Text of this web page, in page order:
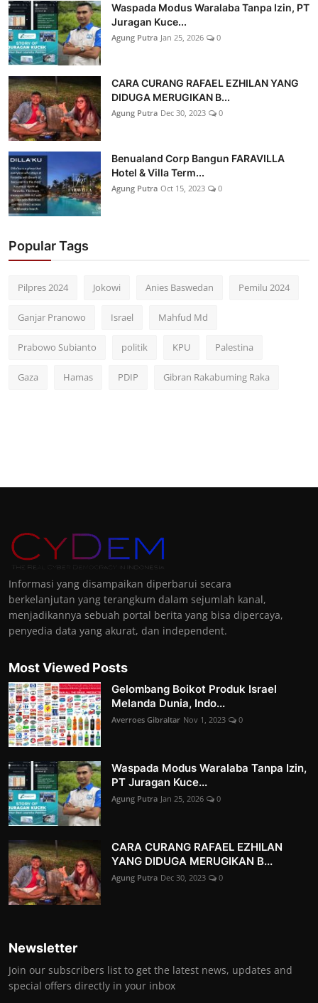
Waspada Modus Waralaba Tanpa Izin, PT
Juragan Kuce...
Agung Putra Jan 25, 2026 0
CARA CURANG RAFAEL EZHILAN YANG
DIDUGA MERUGIKAN B...
Agung Putra Dec 30, 2023 0
Benualand Corp Bangun FARAVILLA
Hotel & Villa Term...
Agung Putra Oct 15, 2023 0
Popular Tags
Pilpres 2024 Jokowi Anies Baswedan Pemilu 2024
Ganjar Pranowo Israel Mahfud Md
Prabowo Subianto politik KPU Palestina
Gaza Hamas PDIP Gibran Rakabuming Raka
Informasi yang disampaikan diperbarui secara
berkelanjutan yang terangkum dalam sejumlah kanal,
menjadikannya sebuah portal berita yang bisa dipercaya,
penyedia data yang akurat, dan independent.
Most Viewed Posts
Gelombang Boikot Produk Israel
Melanda Dunia, Indo...
Averroes Gibraltar Nov 1, 2023 0
Waspada Modus Waralaba Tanpa Izin,
PT Juragan Kuce...
Agung Putra Jan 25, 2026 0
CARA CURANG RAFAEL EZHILAN
YANG DIDUGA MERUGIKAN B...
Agung Putra Dec 30, 2023 0
Newsletter
Join our subscribers list to get the latest news, updates and
special offers directly in your inbox